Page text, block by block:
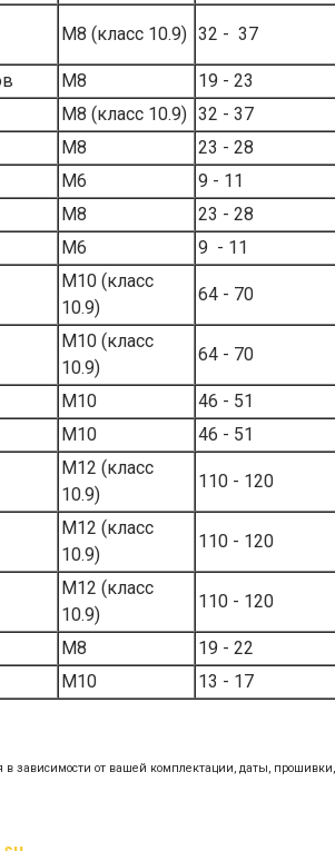
M8 (класс 10.9) 32 - 37
M8
19 - 23
M8 (класс 10.9) 32 - 37
М8
23 - 28
М6
9 - 11
М8
23 - 28
М6 9 - 11
M10 (класс
10.9)
64 - 70
M10 (класс
10.9)
64 - 70
М10
46 - 51
М10 46 - 51
M12 (класс
10.9)
110 - 120
M12 (класс
10.9)
110 - 120
M12 (класс
10.9)
110 - 120
М8
19 - 22
М10 13 - 17
зависимости от вашей комплектации, даты,